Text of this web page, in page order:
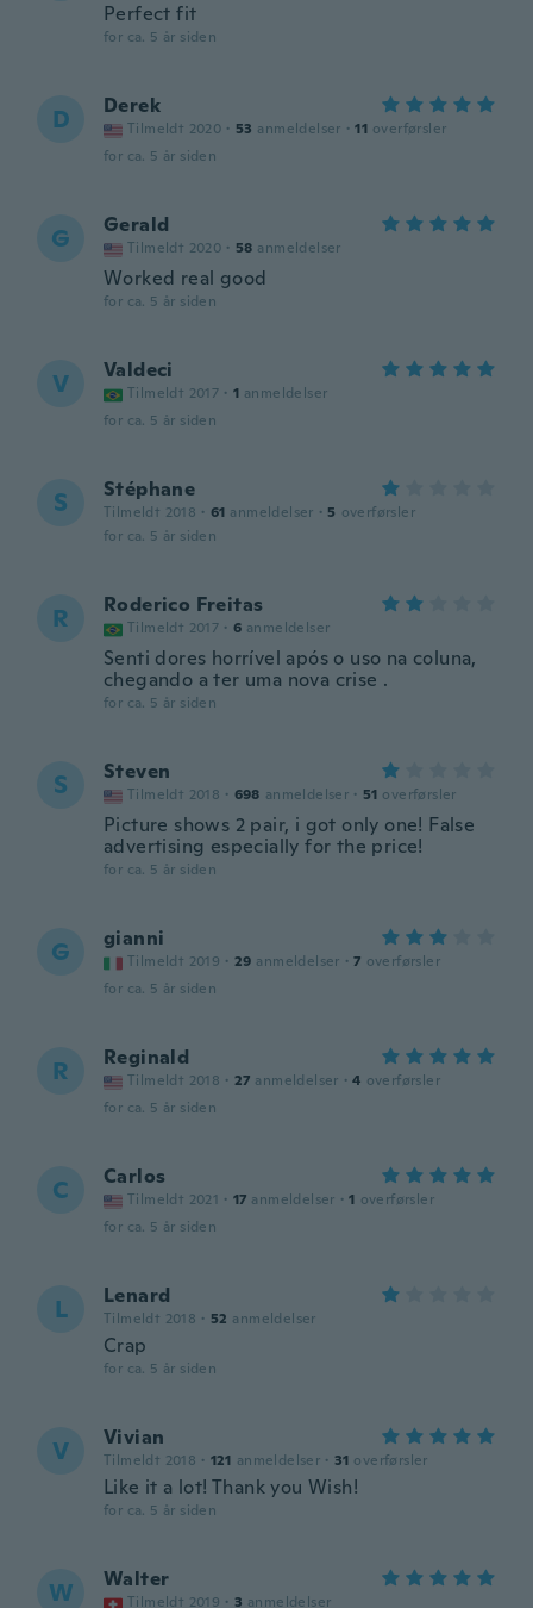
Perfect fit
for ca. 5 år siden
D Derek
Tilmeldt 2020 · 53 anmeldelser · 11 overførsler
for ca. 5 år siden
G Gerald
Tilmeldt 2020 · 58 anmeldelser
Worked real good
for ca. 5 år siden
V Valdeci
Tilmeldt 2017 · 1 anmeldelser
for ca. 5 år siden
S Stéphane
Tilmeldt 2018 · 61 anmeldelser · 5 overførsler
for ca. 5 år siden
R Roderico Freitas
Tilmeldt 2017 · 6 anmeldelser
Senti dores horrível após o uso na coluna,
chegando a ter uma nova crise .
for ca. 5 år siden
S Steven
Tilmeldt 2018 · 698 anmeldelser · 51 overførsler
Picture shows 2 pair, i got only one! False
advertising especially for the price!
for ca. 5 år siden
G gianni
Tilmeldt 2019 · 29 anmeldelser · 7 overførsler
for ca. 5 år siden
R Reginald
Tilmeldt 2018 · 27 anmeldelser · 4 overførsler
for ca. 5 år siden
C Carlos
Tilmeldt 2021 · 17 anmeldelser · 1 overførsler
for ca. 5 år siden
L Lenard
Tilmeldt 2018 · 52 anmeldelser
Crap
for ca. 5 år siden
V Vivian
Tilmeldt 2018 · 121 anmeldelser · 31 overførsler
Like it a lot! Thank you Wish!
for ca. 5 år siden
W Walter
Tilmeldt 2019 · 3 anmeldelser